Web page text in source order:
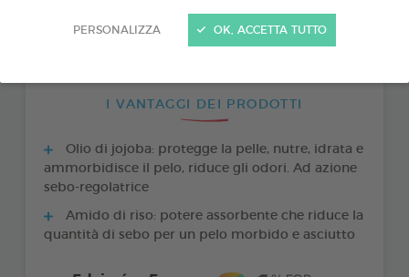
PERSONALIZZA OK, ACCETTA TUTTO
I VANTAGGI DEI PRODOTTI
Olio di jojoba: protegge la pelle, nutre, idrata e
ammorbidisce il pelo, riduce gli odori. Ad azione
sebo-regolatrice
Amido di riso: potere assorbente che riduce la
quantità di sebo per un pelo morbido e asciutto